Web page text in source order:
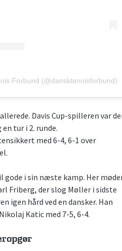
Forbund (@dansktennisforbund)
Davis Cup-spilleren var
tur i 2. runde.
med 6-4, 6-1 over
gode i sin næste kamp. Her
Friberg, der slog Møller i sidste
igen hård ved en dansker. Han
Katic med 7-5, 6-4.